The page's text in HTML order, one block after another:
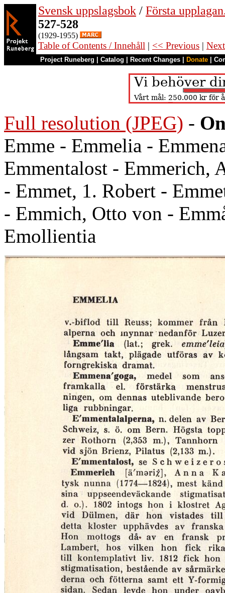
Svensk uppslagsbok / Första
527-528
(1929-1955)
Table of Contents / Innehåll | << Previous |
Project Runeberg Catalog Recent Changes Donate
Full resolution (JPEG) -
Emme - Emmelia -
Emmentalost - Emmerich,
- Emmet, 1. Robert -
- Emmich, Otto von -
Emollientia